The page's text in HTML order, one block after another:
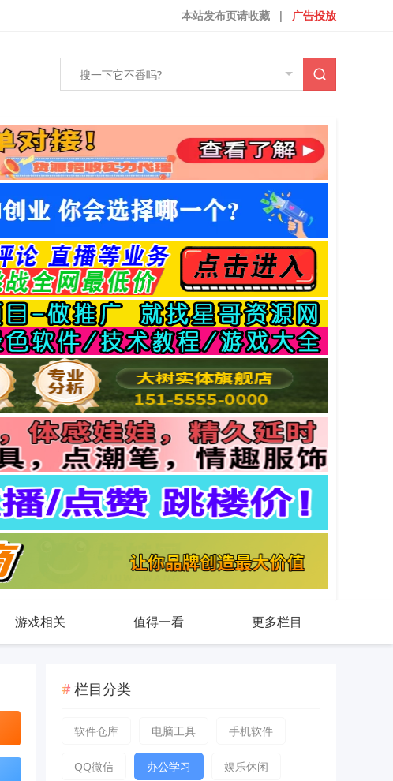
广告投放
|
本站发布页请收藏
游戏相关 值得一看 更多栏目
栏目分类
软件仓库 电脑工具 手机软件
QQ微信 办公学习 娱乐休闲